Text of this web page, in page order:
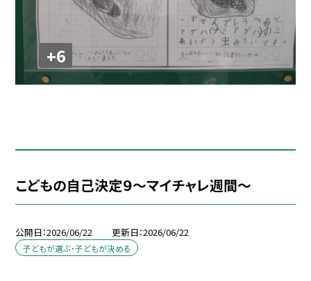
+6
こどもの自己決定９～マイチャレ週間～
公開日 2026/06/22 更新日 2026/06/22
子どもが選ぶ・子どもが決める